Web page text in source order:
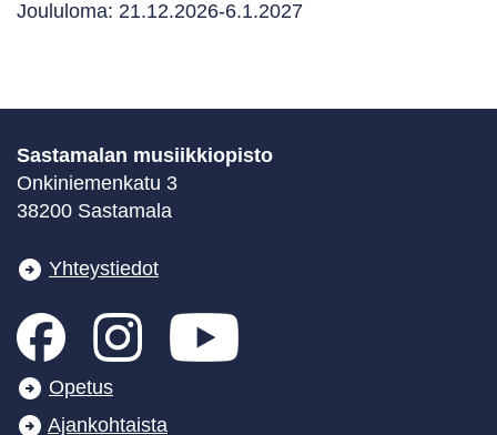
Joululoma: 21.12.2026-6.1.2027
Sastamalan musiikkiopisto
Onkiniemenkatu 3
38200 Sastamala
Yhteystiedot
Opetus
Ajankohtaista